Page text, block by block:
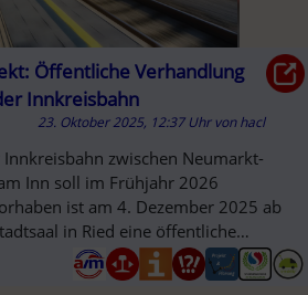
Öffentliche Verhandlung
Innkreisbahn
23. Oktober 2025, 12:37 Uhr vonhacl
zwischen Neumarkt-
Inn soll im Frühjahr 2026
ist am 4. Dezember 2025 ab
in Ried eine öffentliche